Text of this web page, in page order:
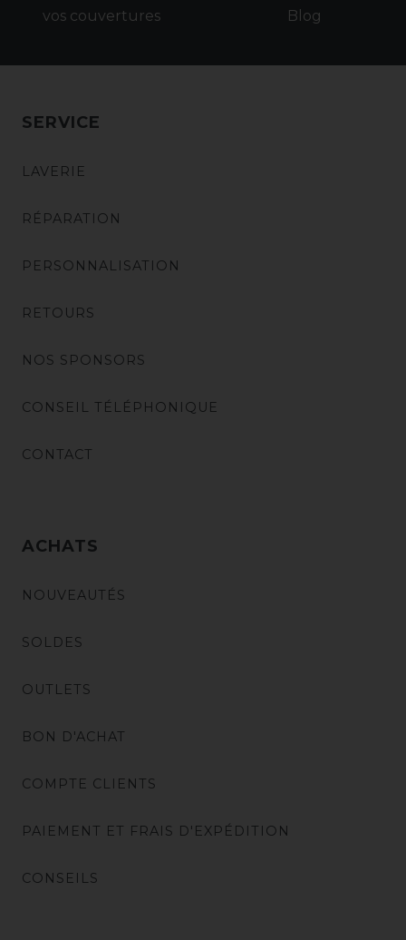
vos couvertures
Blog
SERVICE
LAVERIE
RÉPARATION
PERSONNALISATION
RETOURS
NOS SPONSORS
CONSEIL TÉLÉPHONIQUE
CONTACT
ACHATS
NOUVEAUTÉS
SOLDES
OUTLETS
BON D'ACHAT
COMPTE CLIENTS
PAIEMENT ET FRAIS D'EXPÉDITION
CONSEILS